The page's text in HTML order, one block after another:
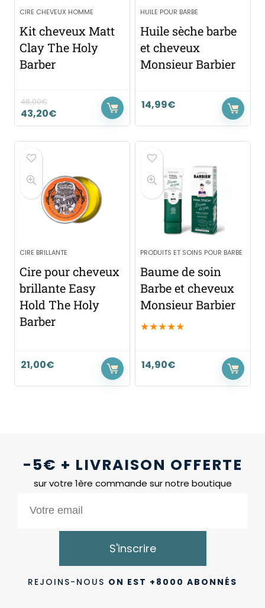
CIRE CHEVEUX HOMME
Kit cheveux Matt
Clay The Holy
Barber
48,00€
43,20€
HUILE POUR BARBE
Huile sèche barbe
et cheveux
Monsieur Barbier
14,99€
CIRE BRILLANTE
Cire pour cheveux
brillante Easy
Hold The Holy
Barber
21,00€
PRODUITS ET SOINS POUR BARBE
Baume de soin
Barbe et cheveux
Monsieur Barbier
★★★★★
14,90€
-5€ + LIVRAISON OFFERTE
sur votre 1ère commande sur notre boutique
S'inscrire
REJOINS-NOUS ON EST +8000 ABONNÉS